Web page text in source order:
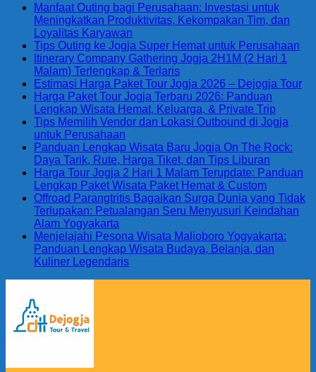
Manfaat Outing bagi Perusahaan: Investasi untuk
Meningkatkan Produktivitas, Kekompakan Tim, dan
Loyalitas Karyawan
Tips Outing ke Jogja Super Hemat untuk Perusahaan
Itinerary Company Gathering Jogja 2H1M (2 Hari 1
Malam) Terlengkap & Terlaris
Estimasi Harga Paket Tour Jogja 2026 – Dejogja Tour
Harga Paket Tour Jogja Terbaru 2026: Panduan
Lengkap Wisata Hemat, Keluarga, & Private Trip
Tips Memilih Vendor dan Lokasi Outbound di Jogja
untuk Perusahaan
Panduan Lengkap Wisata Baru Jogja On The Rock:
Daya Tarik, Rute, Harga Tiket, dan Tips Liburan
Harga Tour Jogja 2 Hari 1 Malam Terupdate: Panduan
Lengkap Paket Wisata Paket Hemat & Custom
Offroad Parangtritis Bagaikan Surga Dunia yang Tidak
Terlupakan: Petualangan Seru Menyusuri Keindahan
Alam Yogyakarta
Menjelajahi Pesona Wisata Malioboro Yogyakarta:
Panduan Lengkap Wisata Budaya, Belanja, dan
Kuliner Legendaris